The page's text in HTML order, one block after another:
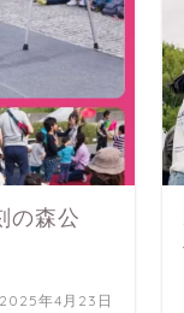
の森公
2025年4月23日